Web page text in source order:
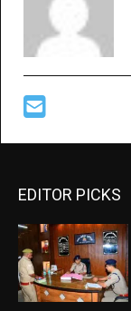
EDITOR PICKS